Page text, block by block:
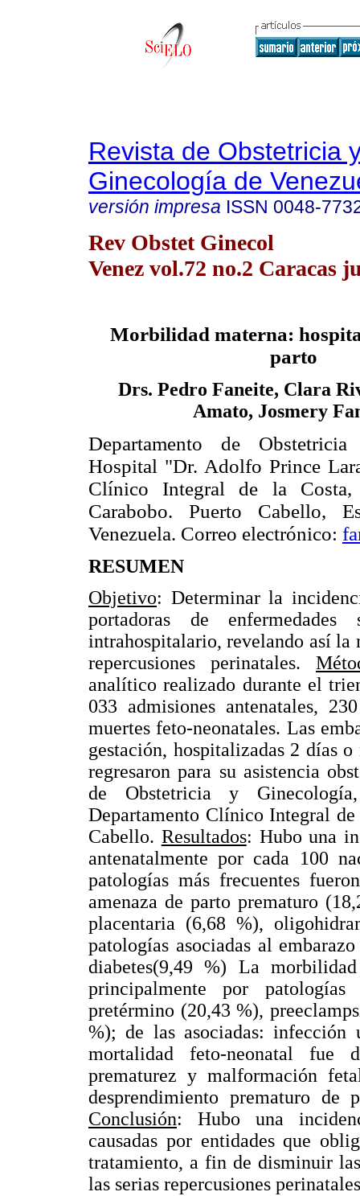
Revista de Obstetricia
Ginecología de
versión impresa ISSN 0048-
Rev Obstet Ginecol
Venez vol.72 no.2 Caracas
Morbilidad materna:
parto
Drs. Pedro Faneite, Clara
Amato, Josmery
Departamento de
Hospital "Dr. Adolfo Prince
Clínico Integral de la Costa,
Carabobo. Puerto Cabello,
Venezuela. Correo electrónico:
RESUMEN
Objetivo: Determinar la
portadoras de
intrahospitalario, revelando así la
repercusiones perinatales.
analítico realizado durante el
033 admisiones antenatales,
muertes feto-neonatales. Las
gestación, hospitalizadas 2 días
regresaron para su asistencia
de Obstetricia y
Departamento Clínico Integral
Cabello. Resultados: Hubo una
antenatalmente por cada 100
patologías más frecuentes
amenaza de parto prematuro
placentaria (6,68 %),
patologías asociadas al
diabetes(9,49 %) La
principalmente por
pretérmino (20,43 %),
%); de las asociadas:
mortalidad feto-neonatal fue
prematurez y malformación
desprendimiento prematuro
Conclusión: Hubo una
causadas por entidades que
tratamiento, a fin de disminuir
las serias repercusiones